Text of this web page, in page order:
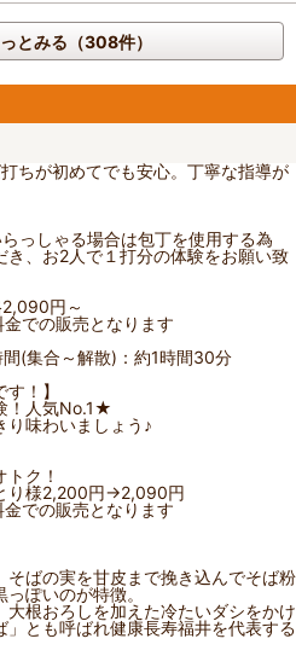
とみる（308件）
ちが初めてでも安心。丁寧な指導が
っしゃる場合は包丁を使用する為
、お2人で１打分の体験をお願い致
円～
での販売となります
(集合～解散)：約1時間30分
！】
！人気No.1★
り味わいましょう♪
ク！
り様2,200円→2,090円
での販売となります
ばの実を甘皮まで挽き込んでそば粉
ぽいのが特徴。
根おろしを加えた冷たいダシをかけ
とも呼ばれ健康長寿福井を代表する